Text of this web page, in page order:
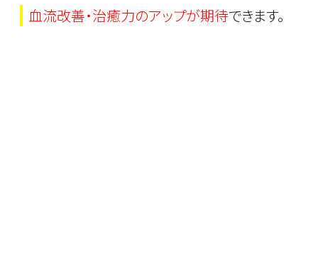
血流改善・治癒力のアップが期待できます。